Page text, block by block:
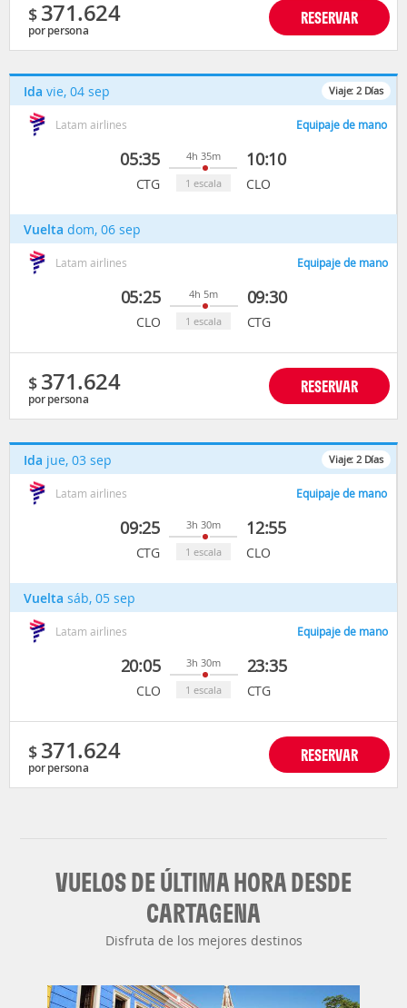
$ 371.624
por persona
RESERVAR
Viaje: 2 Días
Ida vie, 04 sep
Latam airlines Equipaje de mano
05:35
CTG
4h 35m
1 escala
10:10
CLO
Vuelta dom, 06 sep
Latam airlines Equipaje de mano
05:25
CLO
4h 5m
1 escala
09:30
CTG
$ 371.624
por persona
RESERVAR
Viaje: 2 Días
Ida jue, 03 sep
Latam airlines Equipaje de mano
09:25
CTG
3h 30m
1 escala
12:55
CLO
Vuelta sáb, 05 sep
Latam airlines Equipaje de mano
20:05
CLO
3h 30m
1 escala
23:35
CTG
$ 371.624
por persona
RESERVAR
VUELOS DE ÚLTIMA HORA DESDE
CARTAGENA
Disfruta de los mejores destinos